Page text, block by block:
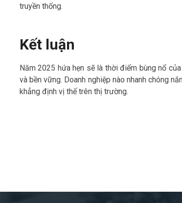
truyền thống.
Kết luận
Năm 2025 hứa hẹn sẽ là thời điểm bùng nổ của
và bền vững. Doanh nghiệp nào nhanh chóng
khẳng định vị thế trên thị trường.